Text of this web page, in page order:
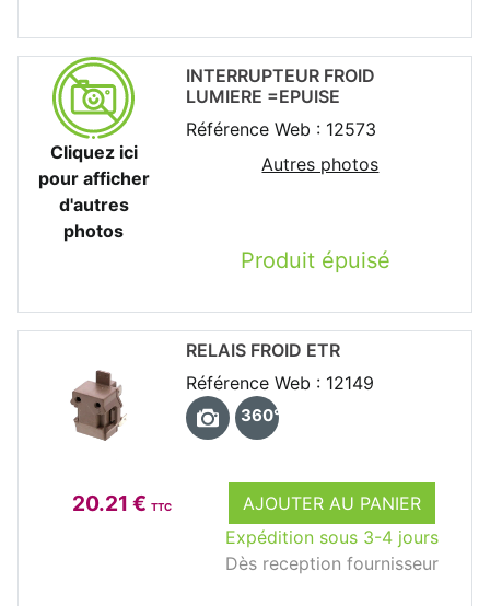
Cliquez ici
pour afficher
d'autres
photos
Produit épuisé
INTERRUPTEUR FROID
LUMIERE =EPUISE
Référence Web : 12573
Autres photos
20.21 € TTC
AJOUTER AU PANIER
Expédition sous 3-4 jours
Dès reception fournisseur
RELAIS FROID ETR
Référence Web : 12149
360°